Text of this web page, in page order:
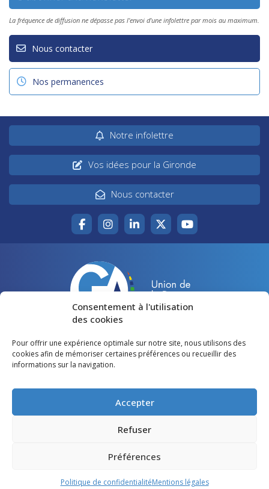
Consentement à l'utilisation
des cookies
Pour offrir une expérience optimale sur notre site, nous utilisons des
cookies afin de mémoriser certaines préférences ou recueillir des
informations sur la navigation.
Accepter
Refuser
Préférences
Politique de confidentialitéMentions légales
La fréquence de diffusion ne dépasse pas l'envoi d'une infolettre par mois au maximum.
Nous contacter
Nos permanences
Notre infolettre
Vos idées pour la Gironde
Nous contacter
Accueil
Votre canton
Lire et voir
Agir pour la Gironde
Restons en contact
©Gironde Avenir- Tous droits réservés
Mentions légales